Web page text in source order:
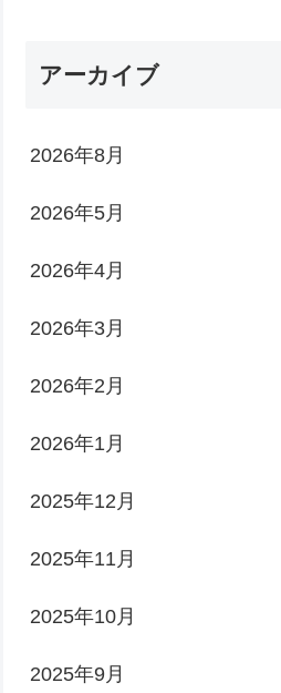
アーカイブ
2026年8月
2026年5月
2026年4月
2026年3月
2026年2月
2026年1月
2025年12月
2025年11月
2025年10月
2025年9月